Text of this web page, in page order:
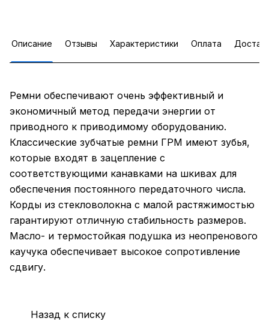
Описание Отзывы Характеристики Оплата
Ремни обеспечивают очень эффективный и
экономичный метод передачи энергии от
приводного к приводимому оборудованию.
Классические зубчатые ремни ГРМ имеют зубья,
которые входят в зацепление с
соответствующими канавками на шкивах для
обеспечения постоянного передаточного числа.
Корды из стекловолокна с малой растяжимостью
гарантируют отличную стабильность размеров.
Масло- и термостойкая подушка из неопренового
каучука обеспечивает высокое сопротивление
сдвигу.
Назад к списку